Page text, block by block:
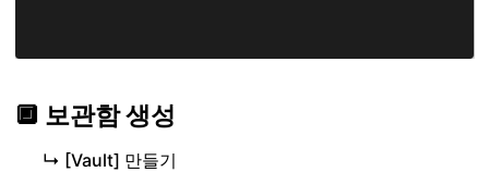
🔲 보관함 생성
↳ [Vault] 만들기